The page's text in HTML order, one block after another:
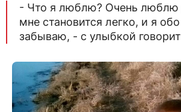
- Что я люблю? Очень люблю
мне становится легко, и я
забываю, - с улыбкой